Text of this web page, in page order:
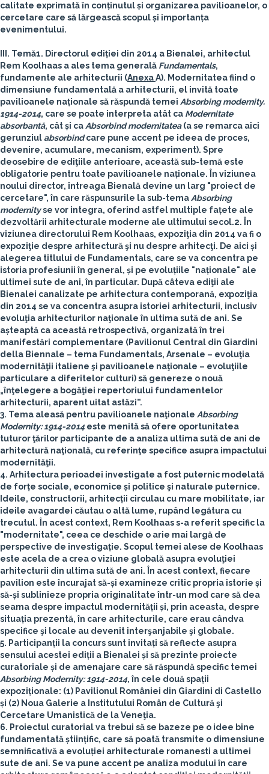
calitate exprimată în conținutul și organizarea pavilioanelor, o
cercetare care să lărgească scopul și importanța
evenimentului.
III. Temă1. Directorul ediției din 2014 a Bienalei, arhitectul
Rem Koolhaas a ales tema generală Fundamentals,
fundamente ale arhitecturii (AnexaA). Modernitatea fiind o
dimensiune fundamentală a arhitecturii, el invită toate
pavilioanele naționale să răspundă temei Absorbing modernity.
1914-2014, care se poate interpreta atât ca Modernitate
absorbantă, cât și ca Absorbind modernitatea(a se remarca aici
gerunziulabsorbindcare pune accent pe ideea de proces,
devenire, acumulare, mecanism, experiment). Spre
deosebire de ediţiile anterioare, această sub-temă este
obligatorie pentru toate pavilioanele naționale. În viziunea
noului director, întreaga Bienală devine un larg "proiect de
cercetare", în care răspunsurile la sub-tema Absorbing
modernityse vor integra, oferind astfel multiple fațete ale
dezvoltării arhitecturale moderne ale ultimului secol.2. În
viziunea directorului Rem Koolhaas, expoziţia din 2014 va fi o
expoziţie despre arhitectură şi nu despre arhitecţi. De aici și
alegerea titlului de Fundamentals, care se va concentra pe
istoria profesiunii în general, și pe evoluțiile "naționale" ale
ultimei sute de ani, în particular. După câteva ediţii ale
Bienalei canalizate pe arhitectura contemporană, expoziţia
din 2014 se va concentra asupra istoriei arhitecturii, inclusiv
evoluţia arhitecturilor naţionale în ultima sută de ani. Se
așteaptă ca această retrospectivă, organizată în trei
manifestări complementare (Pavilionul Central din Giardini
della Biennale – tema Fundamentals, Arsenale – evoluţia
modernităţii italiene şi pavilioanele naţionale – evoluţiile
particulare a diferitelor culturi) să genereze o nouă
„înţelegere a bogăţiei repertoriului fundamentelor
arhitecturii, aparent uitat astăzi”.
3. Tema aleasă pentru pavilioanele naţionale Absorbing
Modernity: 1914-2014este menită să ofere oportunitatea
tuturor ţărilor participante de a analiza ultima sută de ani de
arhitectură naţională, cu referinţe specifice asupra impactului
modernităţii.
4. Arhitectura perioadei investigate a fost puternic modelată
de forțe sociale, economice și politice şi naturale puternice.
Ideile, constructorii, arhitecții circulau cu mare mobilitate, iar
ideile avagardei căutau o altă lume, rupând legătura cu
trecutul. În acest context, Rem Koolhaas s-a referit specific la
"modernitate", ceea ce deschide o arie mai largă de
perspective de investigație. Scopul temei alese de Koolhaas
este acela de a crea o viziune globală asupra evoluţiei
arhitecturii din ultima sută de ani. În acest context, fiecare
pavilion este încurajat să-și examineze critic propria istorie și
să-și sublinieze propria originalitate într-un mod care să dea
seama despre impactul modernității și, prin aceasta, despre
situația prezentă, în care arhitecturile, care erau cândva
specifice şi locale au devenit interşanjabile şi globale.
5. Participanții la concurs sunt invitați să reflecte asupra
sensului acestei ediții a Bienalei și să prezinte proiecte
curatoriale și de amenajare care să răspundă specific temei
Absorbing Modernity: 1914-2014, în cele două spații
expoziționale: (1) Pavilionul României din Giardini di Castello
și (2) Noua Galerie a Institutului Român de Cultură şi
Cercetare Umanistică de la Veneţia.
6. Proiectul curatorial va trebui să se bazeze pe o idee bine
fundamentată științific, care să poată transmite o dimensiune
semnificativă a evoluției arhitecturale romanesti a ultimei
sute de ani. Se va pune accent pe analiza modului în care